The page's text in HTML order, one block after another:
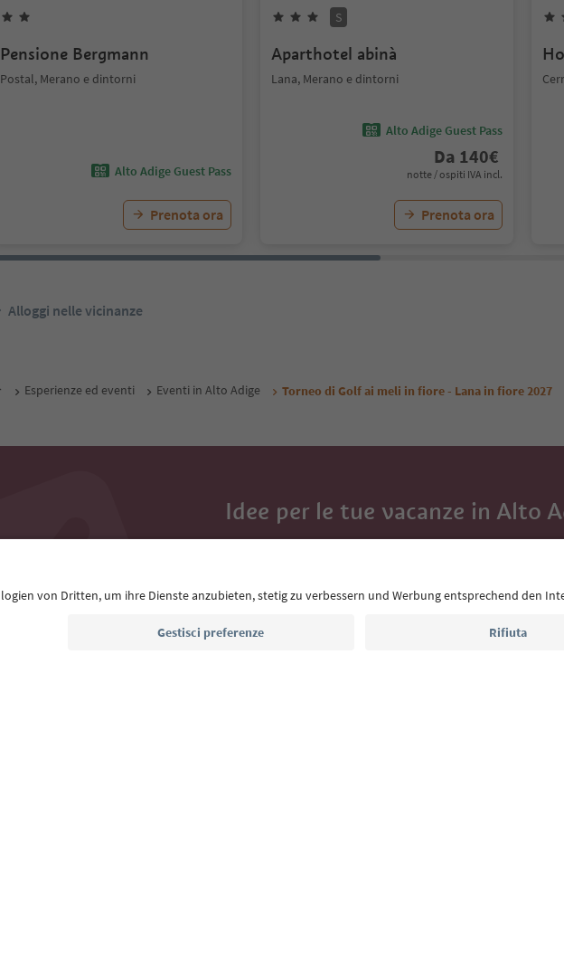
Pensione Bergmann
Postal, Merano e dintorni
Alto Adige Guest Pass
Prenota ora
S
Aparthotel abinà
Lana, Merano e dintorni
Alto Adige Guest Pass
Da 140€
notte / ospiti IVA incl.
Prenota ora
Alloggi nelle vicinanze
Esperienze ed eventi Eventi in Alto Adige Torneo di Golf ai meli in fiore - Lana in fiore 2027
Idee per le tue vacanze in Alto
Indirizzo e-mail*